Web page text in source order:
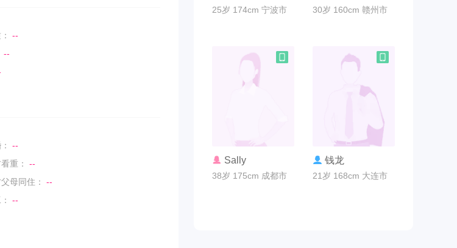
--
--
--
重：
--
母同住：
--
--
25岁 174cm 宁波市 30岁 160cm 赣州市
联系TA
Sally
38岁 175cm 成都市
联系TA
钱龙
21岁 168cm 大连市